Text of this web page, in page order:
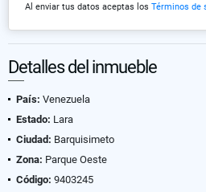
Al enviar tus datos aceptas los Términos de
Detalles del inmueble
País: Venezuela
Estado: Lara
Ciudad: Barquisimeto
Zona: Parque Oeste
Código: 9403245